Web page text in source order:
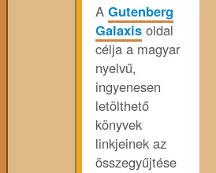
A Gutenberg
Galaxis oldal
célja a magyar
nyelvű,
ingyenesen
letölthető
könyvek
linkjeinek az
összegyűjtése